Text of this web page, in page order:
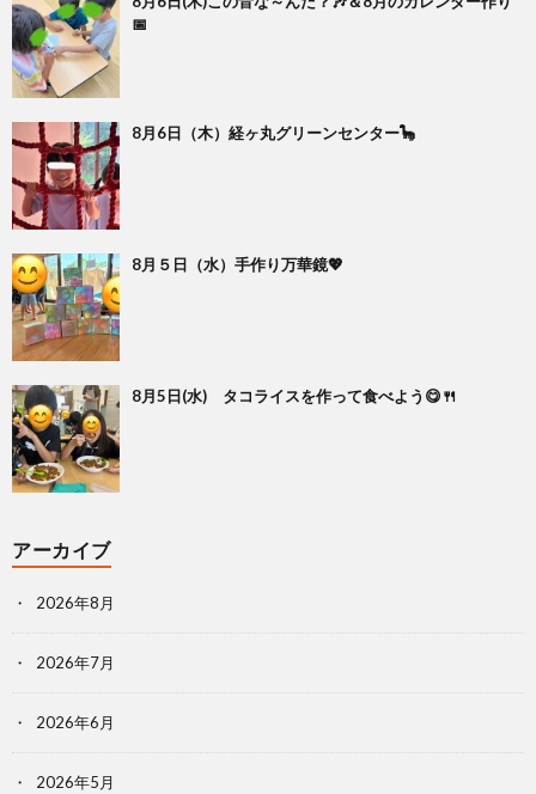
📅
8月6日（木）経ヶ丸グリーンセンター🦕
8月５日（水）手作り万華鏡💖
8月5日(水) タコライスを作って食べよう😋🍴
アーカイブ
2026年8月
2026年7月
2026年6月
2026年5月